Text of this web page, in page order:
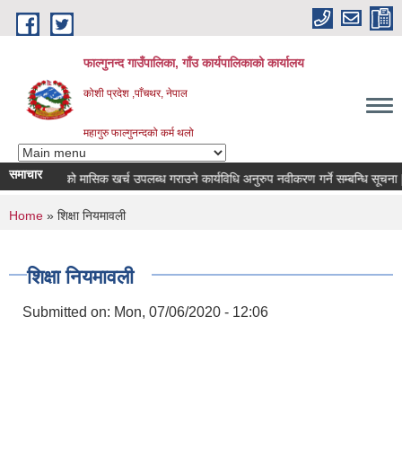
Skip to main content
फाल्गुनन्द गाउँपालिका, गाँउ कार्यपालिकाको कार्यालय
कोशी प्रदेश ,पाँचथर, नेपाल
महागुरु फाल्गुनन्दको कर्म थलो
समाचार
विरामीहरुको मासिक खर्च उपलब्ध गराउने कार्यविधि अनुरुप नवीकरण गर्ने सम्बन्धि सूचना |
You are here
Home » शिक्षा नियमावली
शिक्षा नियमावली
Submitted on: Mon, 07/06/2020 - 12:06